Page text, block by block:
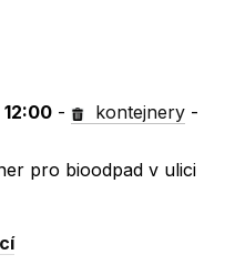
- kontejnery -
pro bioodpad v ulici